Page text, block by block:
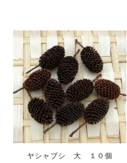
ヤシャブシ 大 １０個